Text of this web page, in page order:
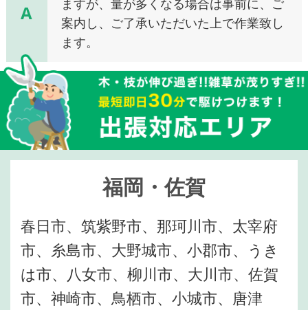
A
案内し、ご了承いただいた上で作業致し
ます。
福岡・佐賀
春日市、筑紫野市、那珂川市、太宰府
市、糸島市、大野城市、小郡市、うき
は市、八女市、柳川市、大川市、佐賀
市、神崎市、鳥栖市、小城市、唐津